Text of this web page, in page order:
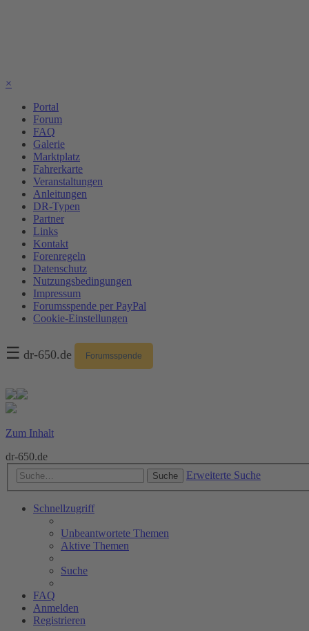
×
Portal
Forum
FAQ
Galerie
Marktplatz
Fahrerkarte
Veranstaltungen
Anleitungen
DR-Typen
Partner
Links
Kontakt
Forenregeln
Datenschutz
Nutzungsbedingungen
Impressum
Forumsspende per PayPal
Cookie-Einstellungen
☰ dr-650.de Forumsspende
Zum Inhalt
dr-650.de
Suche Erweiterte Suche
Schnellzugriff
Unbeantwortete Themen
Aktive Themen
Suche
FAQ
Anmelden
Registrieren